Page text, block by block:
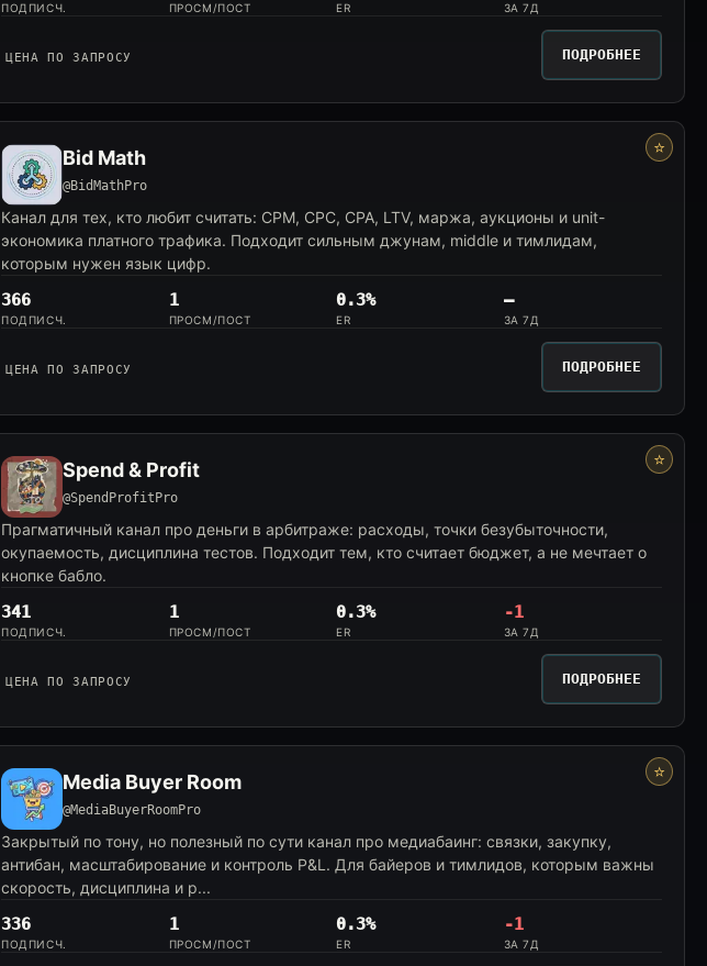
ПОДПИСЧ. ПРОСМ/ПОСТ ER ЗА 7Д
ЦЕНА ПО ЗАПРОСУ ПОДРОБНЕЕ
⭐
Bid Math
@BidMathPro
Канал для тех, кто любит считать: CPM, CPC, CPA, LTV, маржа, аукционы и unit-
экономика платного трафика. Подходит сильным джунам, middle и тимлидам,
которым нужен язык цифр.
366
ПОДПИСЧ.
1
ПРОСМ/ПОСТ
0.3%
ER
—
ЗА 7Д
ЦЕНА ПО ЗАПРОСУ ПОДРОБНЕЕ
⭐
Spend & Profit
@SpendProfitPro
Прагматичный канал про деньги в арбитраже: расходы, точки безубыточности,
окупаемость, дисциплина тестов. Подходит тем, кто считает бюджет, а не мечтает о
кнопке бабло.
341
ПОДПИСЧ.
1
ПРОСМ/ПОСТ
0.3%
ER
-1
ЗА 7Д
ЦЕНА ПО ЗАПРОСУ ПОДРОБНЕЕ
⭐
Media Buyer Room
@MediaBuyerRoomPro
Закрытый по тону, но полезный по сути канал про медиабаинг: связки, закупку,
антибан, масштабирование и контроль P&L. Для байеров и тимлидов, которым важны
скорость, дисциплина и р...
336
ПОДПИСЧ.
1
ПРОСМ/ПОСТ
0.3%
ER
-1
ЗА 7Д